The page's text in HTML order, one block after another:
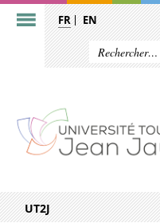
FR EN
UT2J